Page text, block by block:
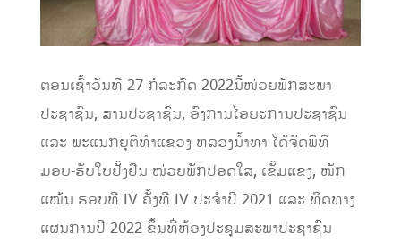
ຕອນເຊົ້າວັນທີ 27 ກໍລະກົດ 2022ນີ້ໜ່ວຍພັກສະພາ
ປະຊາຊົນ, ສານປະຊາຊົນ, ອົງການໄອຍະການປະຊາຊົນ
ແລະ ພະແນກຍຸຕິທຳແຂວງ ຫລວງນ້ຳທາ ໄດ້ຈັດພິທິ
ມອບ-ຮັບໃບຢັ້ງຢືນ ໜ່ວຍພັກປອດໃສ, ເຂັ້ມແຂງ, ໜັກ
ແໜ້ນ ຮອບທີ IV ຄັ້ງທີ IV ປະຈຳປີ 2021 ແລະ ທິດທາງ
ແຜນການປີ 2022 ຂຶ້ນທີ່ຫ້ອງປະຊຸມສະພາປະຊາຊົນ